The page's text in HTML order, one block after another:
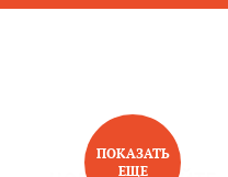
ПОКАЗАТЬ
ЕЩЕ